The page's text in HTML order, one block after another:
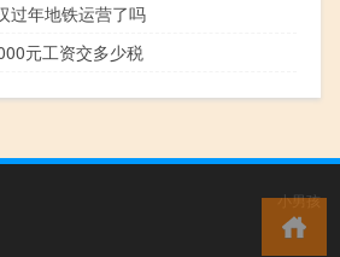
过年地铁运营了吗
元工资交多少税
小男孩